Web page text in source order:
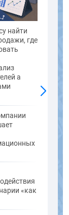
найти
где
а
«как